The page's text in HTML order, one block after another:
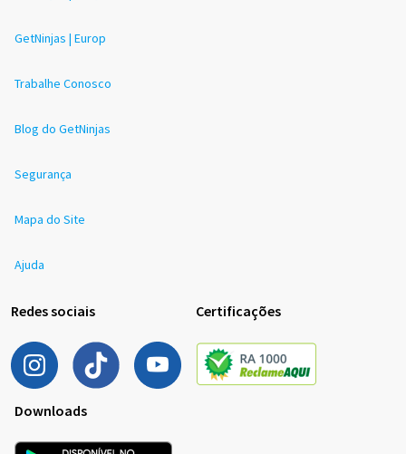
GetNinjas | Europ
Trabalhe Conosco
Blog do GetNinjas
Segurança
Mapa do Site
Ajuda
Redes sociais Certificações
Downloads